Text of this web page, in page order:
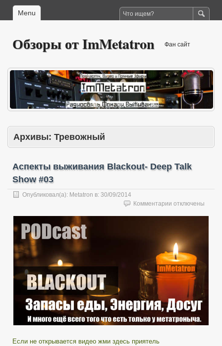
Menu
Обзоры от ImMetatron Фан сайт
Архивы: Тревожный
Аспекты выживания Blackout- Deep Talk
Show #03
Опубликовал(а): Metatron в: 30/09/2014
Комментарии к
Blackout-
Deep
Talk
Show
#03
отключены
Если не открывается видео жми здесь приятель